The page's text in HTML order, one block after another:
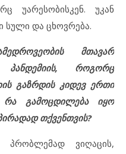
უარესობისკენ. უკან
სული და ცხოვრება.
მთავარ
პანდემიის, როგორც
გაზრდის კიდევ ერთი
რა გამოცდილება იყო
თქვენთვის?
პრობლემად ვიღაცის,